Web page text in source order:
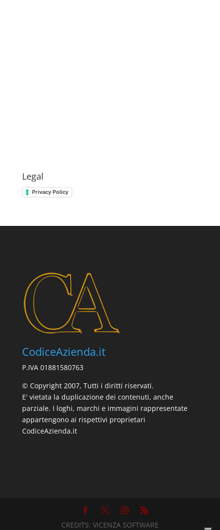
Legal
Privacy Policy
CodiceAzienda.it
P.IVA 01881580763
© Copyright 2007, Tutti i diritti riservati.
E' vietata la duplicazione dei contenuti, anche
parziale. I loghi, marchi e immagini rappresentate
appartengono ai rispettivi proprietari
CodiceAzienda.it
CREDITS: VICENZA SOFTWARE